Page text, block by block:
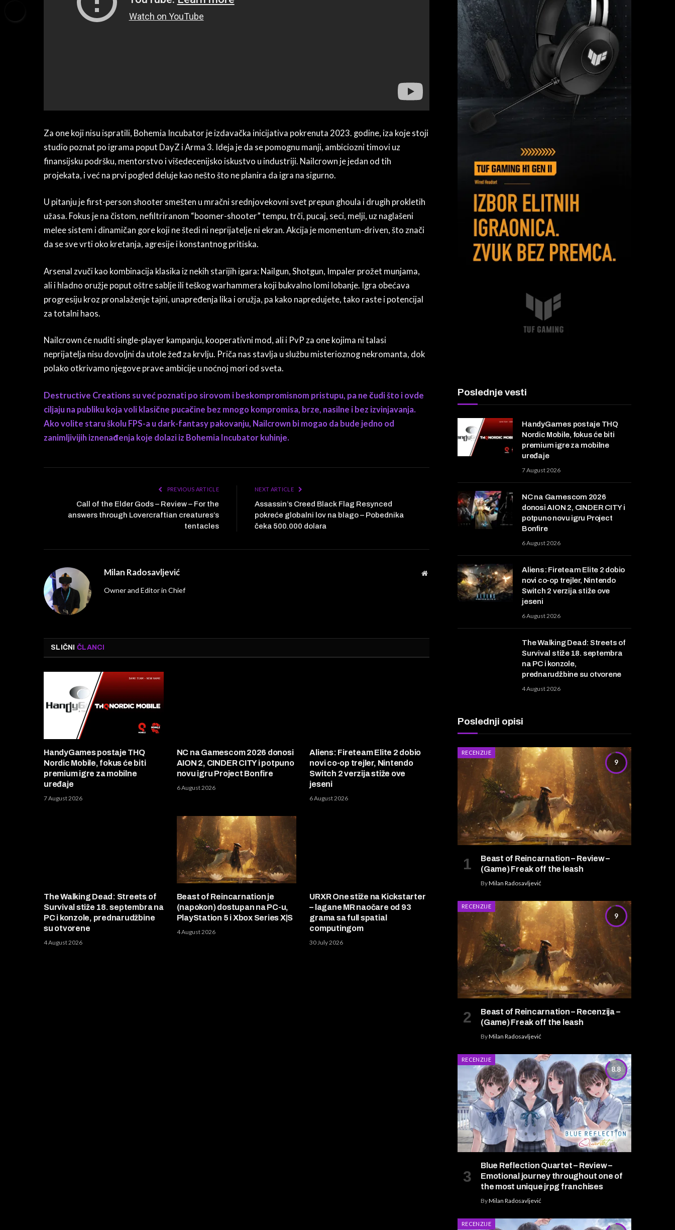
Za one koji nisu ispratili, Bohemia Incubator je izdavačka inicijativa pokrenuta 2023. godine, iza koje stoji
studio poznat po igrama poput DayZ i Arma 3. Ideja je da se pomognu manji, ambiciozni timovi uz
finansijsku podršku, mentorstvo i višedecenijsko iskustvo u industriji. Nailcrown je jedan od tih
projekata, i već na prvi pogled deluje kao nešto što ne planira da igra na sigurno.
U pitanju je first-person shooter smešten u mračni srednjovekovni svet prepun ghoula i drugih prokletih
užasa. Fokus je na čistom, nefiltriranom “boomer-shooter” tempu, trči, pucaj, seci, melji, uz naglašeni
melee sistem i dinamičan gore koji ne štedi ni neprijatelje ni ekran. Akcija je momentum-driven, što znači
da se sve vrti oko kretanja, agresije i konstantnog pritiska.
Arsenal zvuči kao kombinacija klasika iz nekih starijih igara: Nailgun, Shotgun, Impaler prožet munjama,
ali i hladno oružje poput oštre sablje ili teškog warhammera koji bukvalno lomi lobanje. Igra obećava
progresiju kroz pronalaženje tajni, unapređenja lika i oružja, pa kako napredujete, tako raste i potencijal
za totalni haos.
Nailcrown će nuditi single-player kampanju, kooperativni mod, ali i PvP za one kojima ni talasi
neprijatelja nisu dovoljni da utole žeđ za krvlju. Priča nas stavlja u službu misterioznog nekromanta, dok
polako otkrivamo njegove prave ambicije u noćnoj mori od sveta.
Destructive Creations su već poznati po sirovom i beskompromisnom pristupu, pa ne čudi što i ovde
ciljaju na publiku koja voli klasične pucačine bez mnogo kompromisa, brze, nasilne i bez izvinjavanja.
Ako volite staru školu FPS-a u dark-fantasy pakovanju, Nailcrown bi mogao da bude jedno od
zanimljivijih iznenađenja koje dolazi iz Bohemia Incubator kuhinje.
PREVIOUS ARTICLE
Call of the Elder Gods – Review – For the
answers through Lovercraftian creatures’s
tentacles
NEXT ARTICLE
Assassin’s Creed Black Flag Resynced
pokreće globalni lov na blago – Pobednika
čeka 500.000 dolara
Milan Radosavljević Website
Owner and Editor in Chief
SLIČNI ČLANCI
HandyGames postaje THQ
Nordic Mobile, fokus će biti
premium igre za mobilne
uređaje
7 August 2026
NC na Gamescom 2026 donosi
AION 2, CINDER CITY i potpuno
novu igru Project Bonfire
6 August 2026
Aliens: Fireteam Elite 2 dobio
novi co-op trejler, Nintendo
Switch 2 verzija stiže ove
jeseni
6 August 2026
The Walking Dead: Streets of
Survival stiže 18. septembra na
PC i konzole, prednarudžbine
su otvorene
4 August 2026
Beast of Reincarnation je
(napokon) dostupan na PC-u,
PlayStation 5 i Xbox Series X|S
4 August 2026
URXR One stiže na Kickstarter
– lagane MR naočare od 93
grama sa full spatial
computingom
30 July 2026
Poslednje vesti
HandyGames postaje THQ
Nordic Mobile, fokus će biti
premium igre za mobilne
uređaje
7 August 2026
NC na Gamescom 2026
donosi AION 2, CINDER CITY i
potpuno novu igru Project
Bonfire
6 August 2026
Aliens: Fireteam Elite 2 dobio
novi co-op trejler, Nintendo
Switch 2 verzija stiže ove
jeseni
6 August 2026
The Walking Dead: Streets of
Survival stiže 18. septembra
na PC i konzole,
prednarudžbine su otvorene
4 August 2026
Poslednji opisi
9
RECENZIJE
Beast of Reincarnation – Review –
(Game) Freak off the leash
ByMilan Radosavljević
9
RECENZIJE
Beast of Reincarnation – Recenzija –
(Game) Freak off the leash
ByMilan Radosavljević
8.8
RECENZIJE
Blue Reflection Quartet – Review –
Emotional journey throughout one of
the most unique jrpg franchises
ByMilan Radosavljević
RECENZIJE